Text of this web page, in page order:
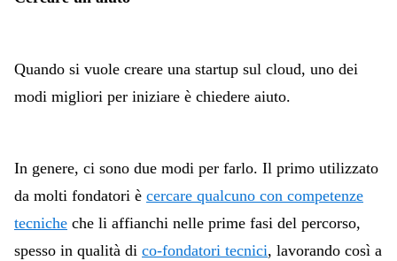
Quando si vuole creare una startup sul cloud, uno dei
modi migliori per iniziare è chiedere aiuto.
In genere, ci sono due modi per farlo. Il primo utilizzato
da molti fondatori è cercare qualcuno con competenze
tecniche che li affianchi nelle prime fasi del percorso,
spesso in qualità di co-fondatori tecnici, lavorando così a